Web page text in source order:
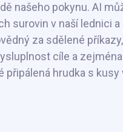
našeho pokynu. AI
surovin v naší lednici a
za sdělené
cíle a
připálená hrudka s kusy